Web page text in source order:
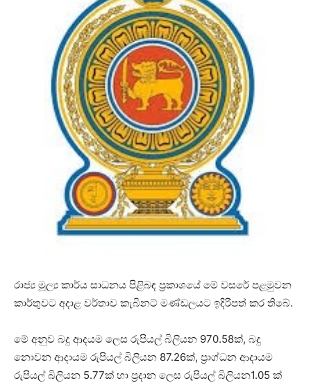
රාජ්‍ය මූල්‍ය කාර්ය සාධනය පිළිබඳ ප්‍රකාශයේ මේ වසරේ පළමුවන
කාර්තුවට අදාළ වර්තාව කැබිනට් මණ්ඩලයට ඉදිරිපත් කර තිබේ.
මේ අනුව බදු ආදයම ලෙස රුපියල් බිලියන 970.58ක්, බදු
නොවන ආදායම රුපියල් බිලියන 87.26ක්, ප්‍රාග්ධන ආදායම
රුපියල් බිලියන 5.77ක් හා ප්‍රදාන ලෙස රුපියල් බිලියන1.05 ක්